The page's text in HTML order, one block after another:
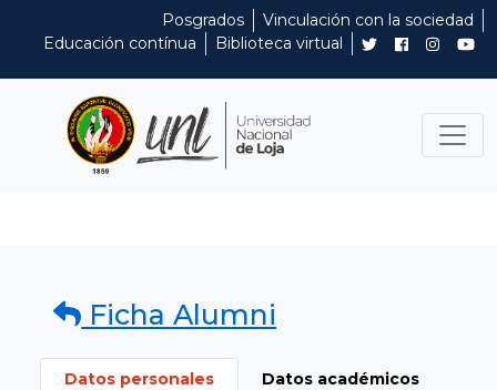
Posgrados
Vinculación con la sociedad
Educación contínua
Biblioteca virtual
Ficha Alumni
Datos personales Datos académicos